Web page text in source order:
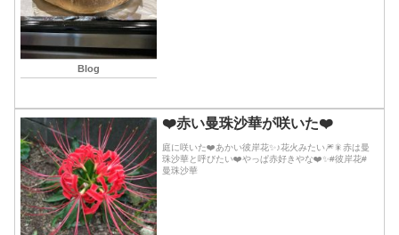
Blog
❤️赤い曼珠沙華が咲いた❤️
庭に咲いた❤️あかい彼岸花✨♪花火みたい🎆🎇赤は曼
珠沙華と呼びたい❤️やっぱ赤好きやな❤️✨#彼岸花#
曼珠沙華